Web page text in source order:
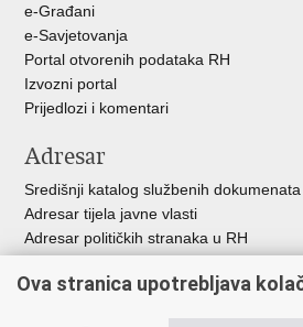
e-Građani
e-Savjetovanja
Portal otvorenih podataka RH
Izvozni portal
Prijedlozi i komentari
Adresar
Središnji katalog službenih dokumenata
Adresar tijela javne vlasti
Adresar političkih stranaka u RH
Besplatni telefoni javne uprave
Ova stranica upotrebljava